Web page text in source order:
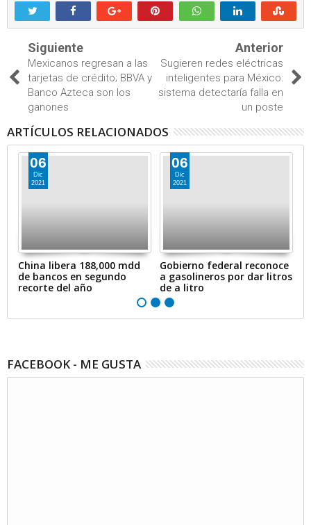
Siguiente
Mexicanos regresan a las
tarjetas de crédito; BBVA y
Banco Azteca son los
ganones
Anterior
Sugieren redes eléctricas
inteligentes para México:
sistema detectaría falla en
un poste
ARTÍCULOS RELACIONADOS
06
Dic
2021
China libera 188,000 mdd
de bancos en segundo
recorte del año
06
Dic
2021
Gobierno federal reconoce
a gasolineros por dar litros
de a litro
FACEBOOK - ME GUSTA